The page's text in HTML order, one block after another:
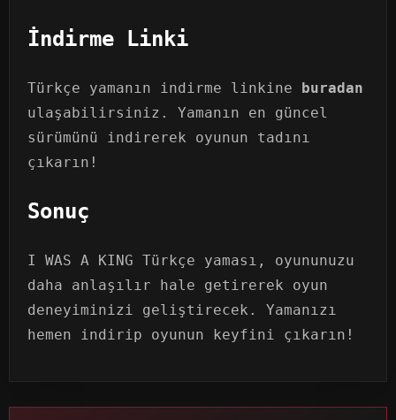
İndirme Linki
Türkçe yamanın indirme linkine buradan
ulaşabilirsiniz. Yamanın en güncel
sürümünü indirerek oyunun tadını
çıkarın!
Sonuç
I WAS A KING Türkçe yaması, oyununuzu
daha anlaşılır hale getirerek oyun
deneyiminizi geliştirecek. Yamanızı
hemen indirip oyunun keyfini çıkarın!